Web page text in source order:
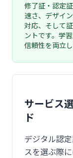
修了証・認定
速さ、デザイ
対応、そして
ントです。学
信頼性を両立
サービス
ド
デジタル認
スを選ぶ際